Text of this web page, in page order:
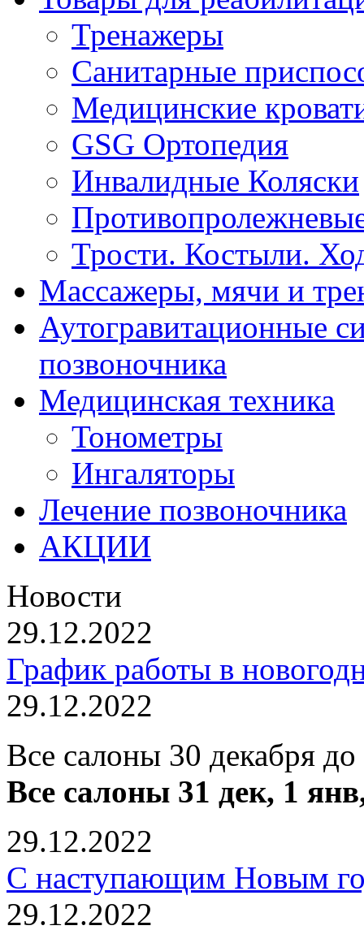
Тренажеры
Санитарные
Медицинские
GSG Ортопедия
Инвалидные Коляски
Трости. Костыли.
Массажеры, мячи и
Аутогравитационные
позвоночника
Медицинская техника
Тонометры
Ингаляторы
Лечение позвоночника
АКЦИИ
Новости
29.12.2022
График работы в
29.12.2022
Все салоны 30 декабря
Все салоны 31 дек, 1
29.12.2022
С наступающим Новым
29.12.2022